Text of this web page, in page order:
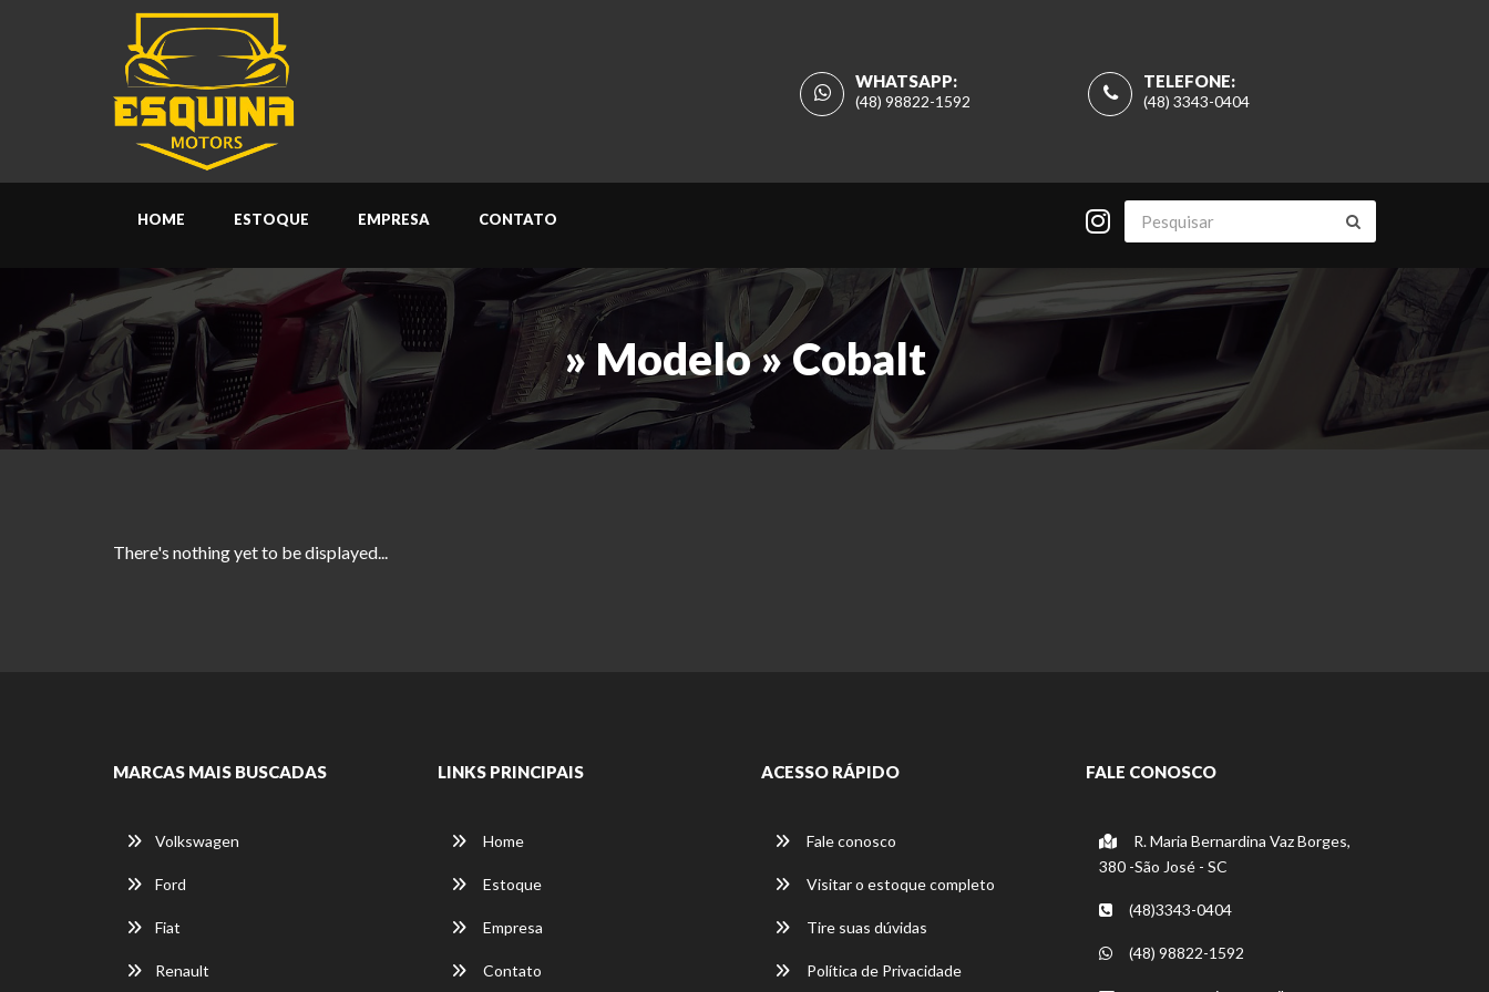
TELEFONE:
(48) 3343-0404
WHATSAPP:
(48) 98822-1592
HOME ESTOQUE EMPRESA CONTATO
» Modelo » Cobalt
There's nothing yet to be displayed...
MARCAS MAIS BUSCADAS
Volkswagen
Ford
Fiat
Renault
LINKS PRINCIPAIS
Home
Estoque
Empresa
Contato
ACESSO RÁPIDO
Fale conosco
Visitar o estoque completo
Tire suas dúvidas
Política de Privacidade
FALE CONOSCO
R. Maria Bernardina Vaz Borges,
380 -São José - SC
(48)3343-0404
(48) 98822-1592